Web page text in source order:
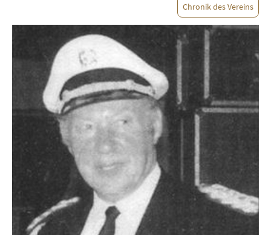
Chronik des Vereins